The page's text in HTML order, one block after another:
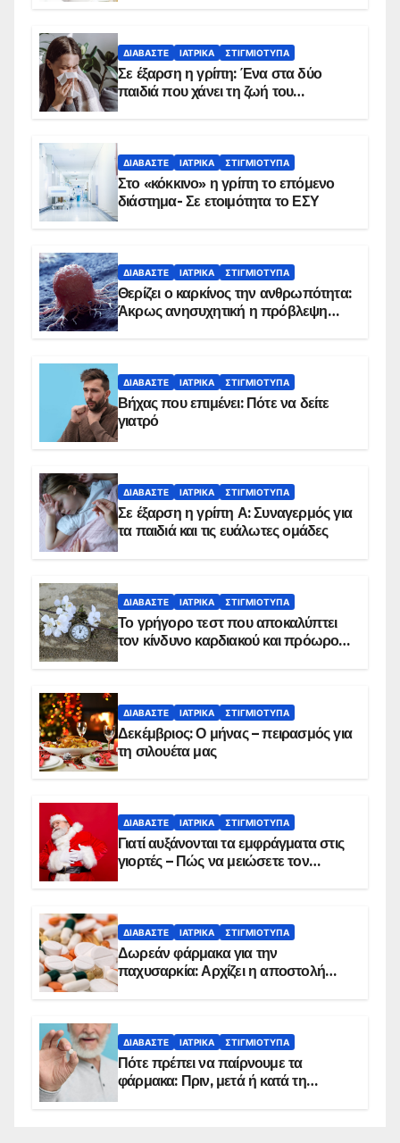
ΔΙΑΒΆΣΤΕ ΙΑΤΡΙΚΆ ΣΤΙΓΜΙΌΤΥΠΑ
Σε έξαρση η γρίπη: Ένα στα δύο
παιδιά που χάνει τη ζωή του
ΔΙΑΒΆΣΤΕ ΙΑΤΡΙΚΆ ΣΤΙΓΜΙΌΤΥΠΑ
Στο «κόκκινο» η γρίπη το επόμενο
διάστημα- Σε ετοιμότητα το ΕΣΥ
ΔΙΑΒΆΣΤΕ ΙΑΤΡΙΚΆ ΣΤΙΓΜΙΌΤΥΠΑ
Θερίζει ο καρκίνος την ανθρωπότητα:
Άκρως ανησυχητική η πρόβλεψη…
ΔΙΑΒΆΣΤΕ ΙΑΤΡΙΚΆ ΣΤΙΓΜΙΌΤΥΠΑ
Βήχας που επιμένει: Πότε να δείτε
γιατρό
ΔΙΑΒΆΣΤΕ ΙΑΤΡΙΚΆ ΣΤΙΓΜΙΌΤΥΠΑ
Σε έξαρση η γρίπη Α: Συναγερμός για
τα παιδιά και τις ευάλωτες ομάδες
ΔΙΑΒΆΣΤΕ ΙΑΤΡΙΚΆ ΣΤΙΓΜΙΌΤΥΠΑ
Το γρήγορο τεστ που αποκαλύπτει
τον κίνδυνο καρδιακού και πρόωρου
ΔΙΑΒΆΣΤΕ ΙΑΤΡΙΚΆ ΣΤΙΓΜΙΌΤΥΠΑ
Δεκέμβριος: Ο μήνας – πειρασμός για
τη σιλουέτα μας
ΔΙΑΒΆΣΤΕ ΙΑΤΡΙΚΆ ΣΤΙΓΜΙΌΤΥΠΑ
Γιατί αυξάνονται τα εμφράγματα στις
γιορτές – Πώς να μειώσετε τον
ΔΙΑΒΆΣΤΕ ΙΑΤΡΙΚΆ ΣΤΙΓΜΙΌΤΥΠΑ
Δωρεάν φάρμακα για την
παχυσαρκία: Αρχίζει η αποστολή
ΔΙΑΒΆΣΤΕ ΙΑΤΡΙΚΆ ΣΤΙΓΜΙΌΤΥΠΑ
Πότε πρέπει να παίρνουμε τα
φάρμακα: Πριν, μετά ή κατά τη